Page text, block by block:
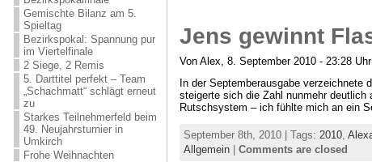
Gemischte Bilanz am 5.
Spieltag
Bezirkspokal: Spannung pur
im Viertelfinale
2 Siege, 2 Remis
5. Darttitel perfekt – Team
„Schachmatt“ schlägt erneut
zu
Starkes Teilnehmerfeld beim
49. Neujahrsturnier in
Umkirch
Frohe Weihnachten
Jens gewinnt
Von Alex, 8. September 2010 - 23:28 Uhr
In der Septemberausgabe verzeichnete
steigerte sich die Zahl nunmehr
Rutschsystem – ich fühlte mich an ein
September 8th, 2010 | Tags: 2010,
Allgemein| Comments are closed